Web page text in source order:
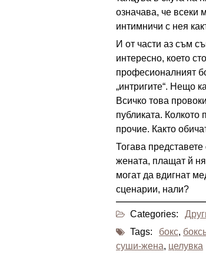
означава, че всеки
интимничи с нея
И от части аз съм
интересно, което
професионалният
„интригите“. Нещо
Всичко това
публиката. Колкото
прочие. Както
Тогава
жената, плащат й
могат да вдигнат
сценарии, нали?
Categories:
Tags:
бокс,
суши-жена, целувка